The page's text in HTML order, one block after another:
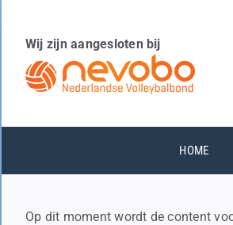
inhoud
Wij zijn aangesloten bij
HOME
Op dit moment wordt de content